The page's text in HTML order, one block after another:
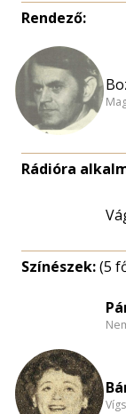
Rendező:
Rádióra
Színészek:(5